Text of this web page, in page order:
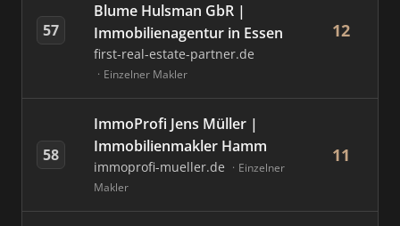
57
Blume Hulsman GbR |
Immobilienagentur in Essen
first-real-estate-partner.de
Einzelner Makler
12
58
ImmoProfi Jens Müller |
Immobilienmakler Hamm
immoprofi-mueller.de
Einzelner
Makler
11